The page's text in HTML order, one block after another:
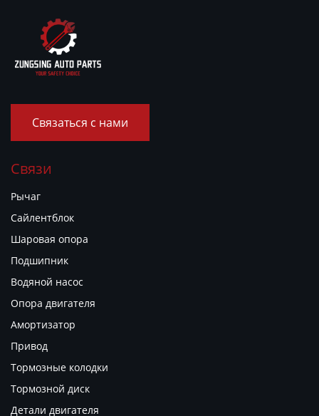
Связаться с нами
Связи
Рычаг
Сайлентблок
Шаровая опора
Подшипник
Водяной насос
Опора двигателя
Амортизатор
Привод
Тормозные колодки
Тормозной диск
Детали двигателя